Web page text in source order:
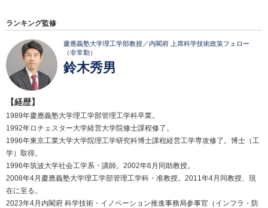
ランキング監修
慶應義塾大学理工学部教授／内閣府 上席科学技術政策フェロー
（非常勤）
鈴木秀男
【経歴】
1989年慶應義塾大学理工学部管理工学科卒業。
1992年ロチェスター大学経営大学院修士課程修了。
1996年東京工業大学大学院理工学研究科博士課程経営工学専攻修了。博士（工
学）取得。
1996年筑波大学社会工学系・講師。2002年6月同助教授。
2008年4月慶應義塾大学理工学部管理工学科・准教授。2011年4月同教授、現
在に至る。
2023年4月内閣府 科学技術・イノベーション推進事務局参事官（インフラ・防